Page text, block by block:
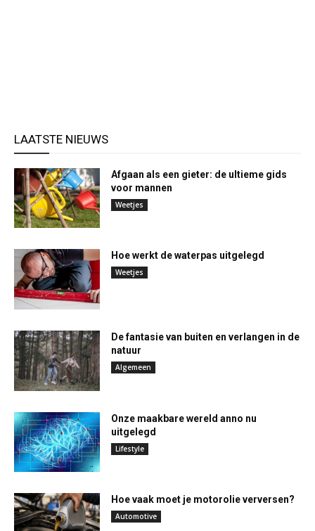
LAATSTE NIEUWS
Afgaan als een gieter: de ultieme gids
voor mannen
Weetjes
Hoe werkt de waterpas uitgelegd
Weetjes
De fantasie van buiten en verlangen in de
natuur
Algemeen
Onze maakbare wereld anno nu
uitgelegd
Lifestyle
Hoe vaak moet je motorolie verversen?
Automotive